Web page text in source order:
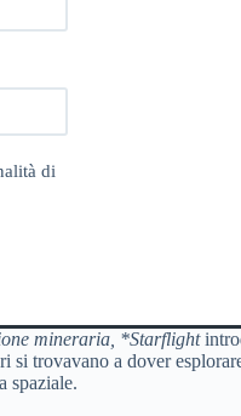
di
mineraria, *Starflight
si trovavano a dover
spaziale.